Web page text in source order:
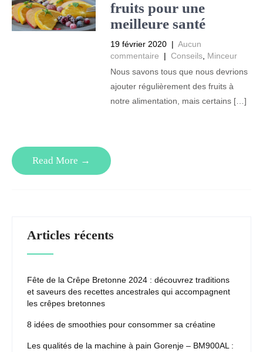
fruits pour une
meilleure santé
19 février 2020 | Aucun
commentaire
| Conseils, Minceur
Nous savons tous que nous devrions
ajouter régulièrement des fruits à
notre alimentation, mais certains […]
Read More →
Articles récents
Fête de la Crêpe Bretonne 2024 : découvrez traditions
et saveurs des recettes ancestrales qui accompagnent
les crêpes bretonnes
8 idées de smoothies pour consommer sa créatine
Les qualités de la machine à pain Gorenje – BM900AL :